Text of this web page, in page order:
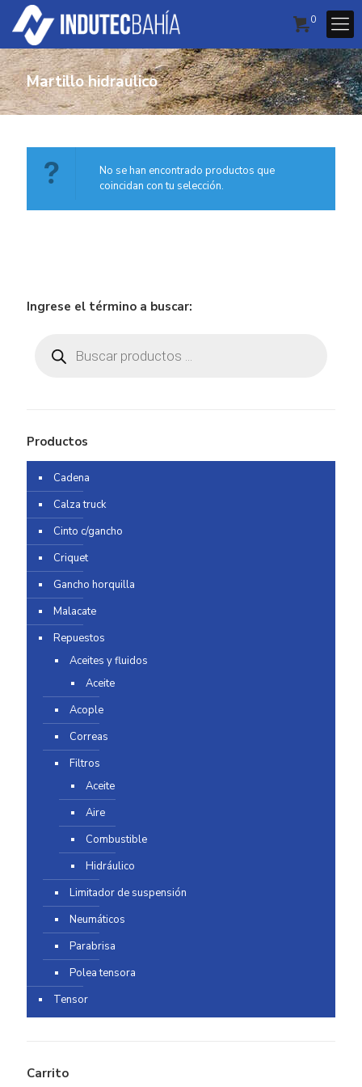
0
Martillo hidraulico
No se han encontrado productos que
coincidan con tu selección.
Ingrese el término a buscar:
productos
Productos
Cadena
Calza truck
Cinto c/gancho
Criquet
Gancho horquilla
Malacate
Repuestos
Aceites y fluidos
Aceite
Acople
Correas
Filtros
Aceite
Aire
Combustible
Hidráulico
Limitador de suspensión
Neumáticos
Parabrisa
Polea tensora
Tensor
Carrito